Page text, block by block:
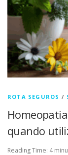
ROTA SEGUROS /
quando
Reading Time: 4